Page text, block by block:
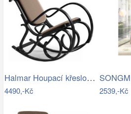
Halmar Houpací křeslo MAX BIS 95x52 cm…
4490,-Kč 2539,-Kč